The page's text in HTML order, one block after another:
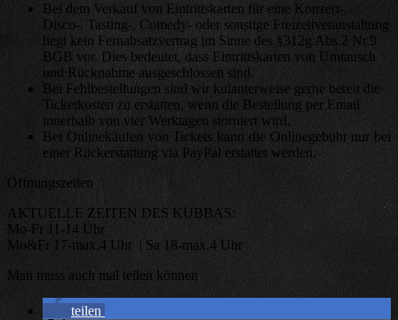
Bei dem Verkauf von Eintrittskarten für eine Konzert-,
Disco-, Tasting-, Comedy- oder sonstige Freizeitveranstaltung
liegt kein Fernabsatzvertrag im Sinne des §312g Abs.2 Nr.9
BGB vor. Dies bedeutet, dass Eintrittskarten von Umtausch
und Rücknahme ausgeschlossen sind.
Bei Fehlbestellungen sind wir kulanterweise gerne bereit die
Ticketkosten zu erstatten, wenn die Bestellung per Email
innerhalb von vier Werktagen storniert wird.
Bei Onlinekäufen von Tickets kann die Onlinegebühr nur bei
einer Rückerstattung via PayPal erstattet werden.
Öffnungszeiten
AKTUELLE ZEITEN DES KUBBAS:
Mo-Fr 11-14 Uhr
Mo&Fr 17-max.4 Uhr | Sa 18-max.4 Uhr
Man muss auch mal teilen können
teilen